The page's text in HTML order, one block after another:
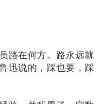
在何方。路永远就
迅说的，踩也要，踩